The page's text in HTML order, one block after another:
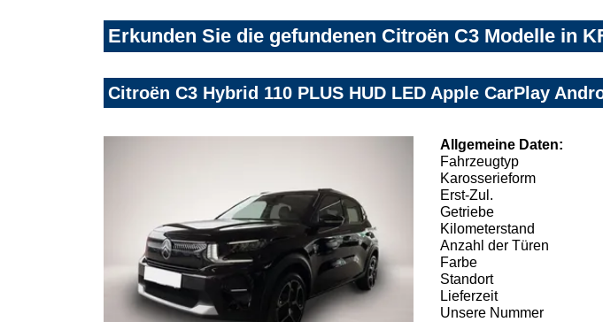
Erkunden Sie die gefundenen Citroën C3 Modelle in
Citroën C3 Hybrid 110 PLUS HUD LED Apple CarPlay
Allgemeine Daten:
Fahrzeugtyp
Karosserieform
Erst-Zul.
Getriebe
Kilometerstand
Anzahl der Türen
Farbe
Standort
Lieferzeit
Unsere Nummer